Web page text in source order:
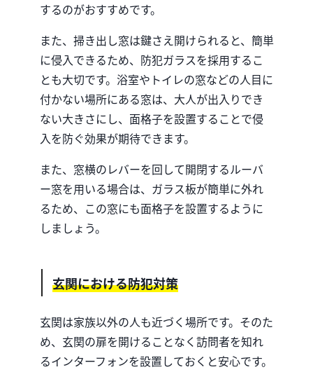
するのがおすすめです。
また、掃き出し窓は鍵さえ開けられると、簡単
に侵入できるため、防犯ガラスを採用するこ
とも大切です。浴室やトイレの窓などの人目に
付かない場所にある窓は、大人が出入りでき
ない大きさにし、面格子を設置することで侵
入を防ぐ効果が期待できます。
また、窓横のレバーを回して開閉するルーバ
ー窓を用いる場合は、ガラス板が簡単に外れ
るため、この窓にも面格子を設置するように
しましょう。
玄関における防犯対策
玄関は家族以外の人も近づく場所です。そのた
め、玄関の扉を開けることなく訪問者を知れ
るインターフォンを設置しておくと安心です。